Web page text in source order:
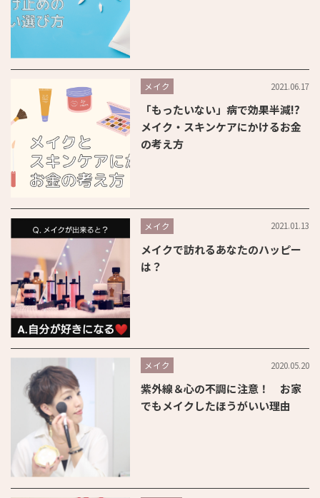
メイク 2021.06.17
「もったいない」病で効果半減!?
メイク・スキンケアにかけるお金
の考え方
メイク 2021.01.13
メイクで訪れるあなたのハッピー
は？
メイク 2020.05.20
紫外線＆心の不調に注意！ お家
でもメイクしたほうがいい理由